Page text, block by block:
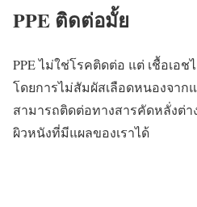
PPE ติดต่อมั้ย
PPE ไม่ใช่โรคติดต่อ แต่ เชื้อเอช
โดยการไม่สัมผัสเลือดหนองจากแ
สามารถติดต่อทางสารคัดหลั่งต่า
ผิวหนังที่มีแผลของเราได้